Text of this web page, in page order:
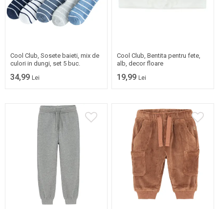
31/33
34/36
Cool Club, Sosete baieti, mix de
culori in dungi, set 5 buc.
34,99 Lei
Cool Club, Bentita pentru fete,
alb, decor floare
19,99 Lei
104
110
122 128 86 92